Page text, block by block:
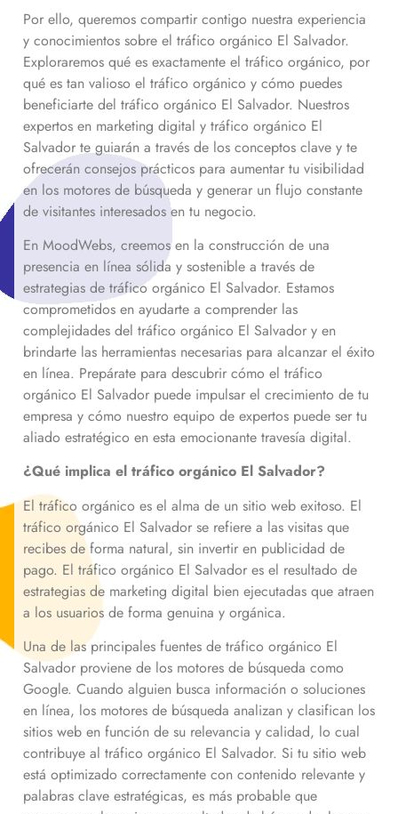
Por ello, queremos compartir contigo nuestra experiencia
y conocimientos sobre el tráfico orgánico El Salvador.
Exploraremos qué es exactamente el tráfico orgánico, por
qué es tan valioso el tráfico orgánico y cómo puedes
beneficiarte del tráfico orgánico El Salvador. Nuestros
expertos en marketing digital y tráfico orgánico El
Salvador te guiarán a través de los conceptos clave y te
ofrecerán consejos prácticos para aumentar tu visibilidad
en los motores de búsqueda y generar un flujo constante
de visitantes interesados en tu negocio.
En MoodWebs, creemos en la construcción de una
presencia en línea sólida y sostenible a través de
estrategias de tráfico orgánico El Salvador. Estamos
comprometidos en ayudarte a comprender las
complejidades del tráfico orgánico El Salvador y en
brindarte las herramientas necesarias para alcanzar el éxito
en línea. Prepárate para descubrir cómo el tráfico
orgánico El Salvador puede impulsar el crecimiento de tu
empresa y cómo nuestro equipo de expertos puede ser tu
aliado estratégico en esta emocionante travesía digital.
¿Qué implica el tráfico orgánico El Salvador?
El tráfico orgánico es el alma de un sitio web exitoso. El
tráfico orgánico El Salvador se refiere a las visitas que
recibes de forma natural, sin invertir en publicidad de
pago. El tráfico orgánico El Salvador es el resultado de
estrategias de marketing digital bien ejecutadas que atraen
a los usuarios de forma genuina y orgánica.
Una de las principales fuentes de tráfico orgánico El
Salvador proviene de los motores de búsqueda como
Google. Cuando alguien busca información o soluciones
en línea, los motores de búsqueda analizan y clasifican los
sitios web en función de su relevancia y calidad, lo cual
contribuye al tráfico orgánico El Salvador. Si tu sitio web
está optimizado correctamente con contenido relevante y
palabras clave estratégicas, es más probable que